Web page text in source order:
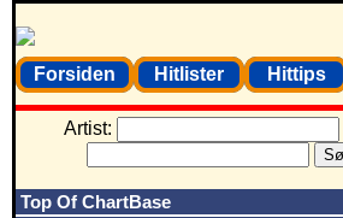
Forsiden Hitlister Hittips
Artist:
Top Of ChartBase